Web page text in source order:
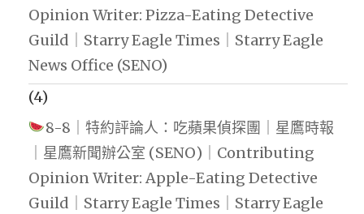
Opinion Writer: Pizza-Eating Detective
Guild｜Starry Eagle Times｜Starry Eagle
News Office (SENO)
(4)
8-8｜特約評論人：吃蘋果偵探團｜星鷹時報
｜星鷹新聞辦公室 (SENO)｜Contributing
Opinion Writer: Apple-Eating Detective
Guild｜Starry Eagle Times｜Starry Eagle